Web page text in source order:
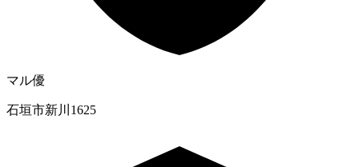
マル優
石垣市新川1625